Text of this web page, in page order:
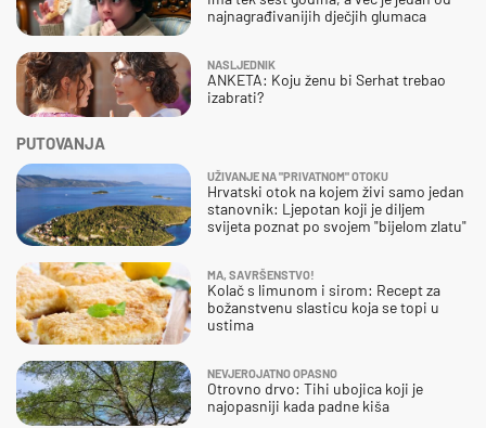
najnagrađivanijih dječjih glumaca
NASLJEDNIK
ANKETA: Koju ženu bi Serhat trebao
izabrati?
PUTOVANJA
UŽIVANJE NA "PRIVATNOM" OTOKU
Hrvatski otok na kojem živi samo jedan
stanovnik: Ljepotan koji je diljem
svijeta poznat po svojem "bijelom zlatu"
MA, SAVRŠENSTVO!
Kolač s limunom i sirom: Recept za
božanstvenu slasticu koja se topi u
ustima
NEVJEROJATNO OPASNO
Otrovno drvo: Tihi ubojica koji je
najopasniji kada padne kiša